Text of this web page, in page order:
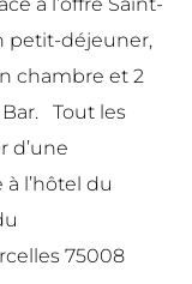
petit-déjeuner,
chambre et 2
Tout les
d’une
l’hôtel du
75008